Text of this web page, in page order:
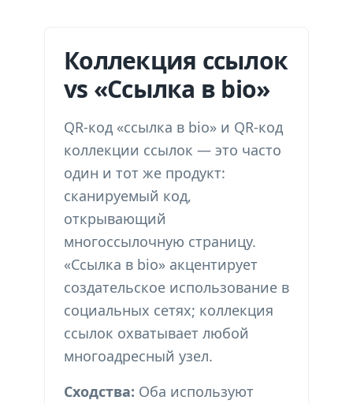
Коллекция ссылок
vs «Ссылка в bio»
QR-код «ссылка в bio» и QR-код
коллекции ссылок — это часто
один и тот же продукт:
сканируемый код,
открывающий
многоссылочную страницу.
«Ссылка в bio» акцентирует
создательское использование в
социальных сетях; коллекция
ссылок охватывает любой
многоадресный узел.
Сходства: Оба используют